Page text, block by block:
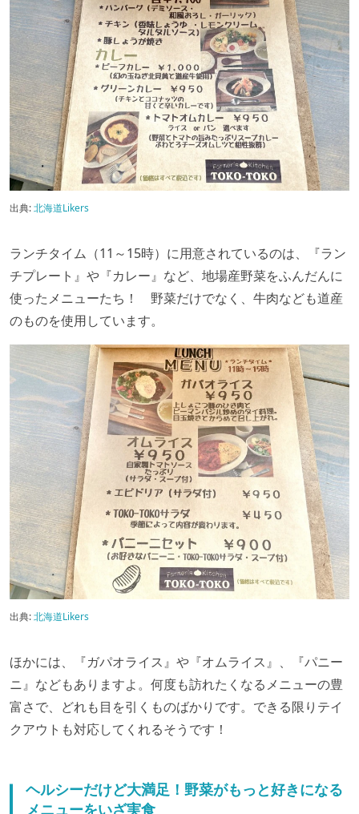
出典:北海道Likers
ランチタイム（11～15時）に用意されているのは、『ラン
チプレート』や『カレー』など、地場産野菜をふんだんに
使ったメニューたち！ 野菜だけでなく、牛肉なども道産
のものを使用しています。
出典:北海道Likers
ほかには、『ガパオライス』や『オムライス』、『パニー
ニ』などもありますよ。何度も訪れたくなるメニューの豊
富さで、どれも目を引くものばかりです。できる限りテイ
クアウトも対応してくれるそうです！
ヘルシーだけど大満足！野菜がもっと好きになる
メニューをいざ実食